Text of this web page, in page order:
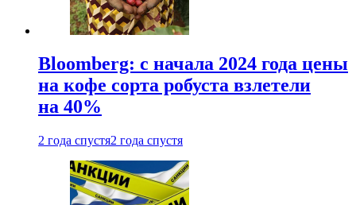
Bloomberg: с начала 2024 года цены
на кофе сорта робуста взлетели
на 40%
2 года спустя2 года спустя